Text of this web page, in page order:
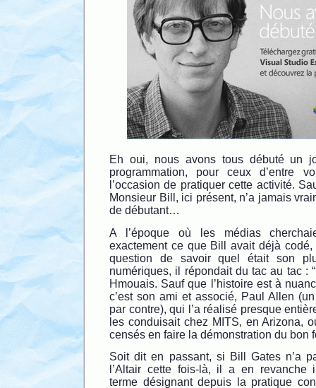
Eh oui, nous avons tous débuté un
programmation, pour ceux d’entre
l’occasion de pratiquer cette activité.
Monsieur Bill, ici présent, n’a jamais
de débutant…
A l’époque où les médias
exactement ce que Bill avait déjà codé,
question de savoir quel était son
numériques, il répondait du tac au tac :
Hmouais. Sauf que l’histoire est à
c’est son ami et associé, Paul Allen
par contre), qui l’a réalisé presque
les conduisait chez MITS, en Arizona,
censés en faire la démonstration du bon
Soit dit en passant, si Bill Gates n’a
l’Altair cette fois-là, il a en revanche
terme désignant depuis la pratique